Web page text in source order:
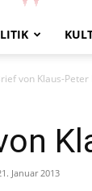
von Klaus-
Januar 2013